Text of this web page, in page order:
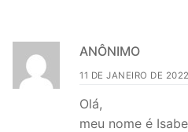
ANÔNIMO
11 DE JANEIRO DE
Olá,
meu nome é